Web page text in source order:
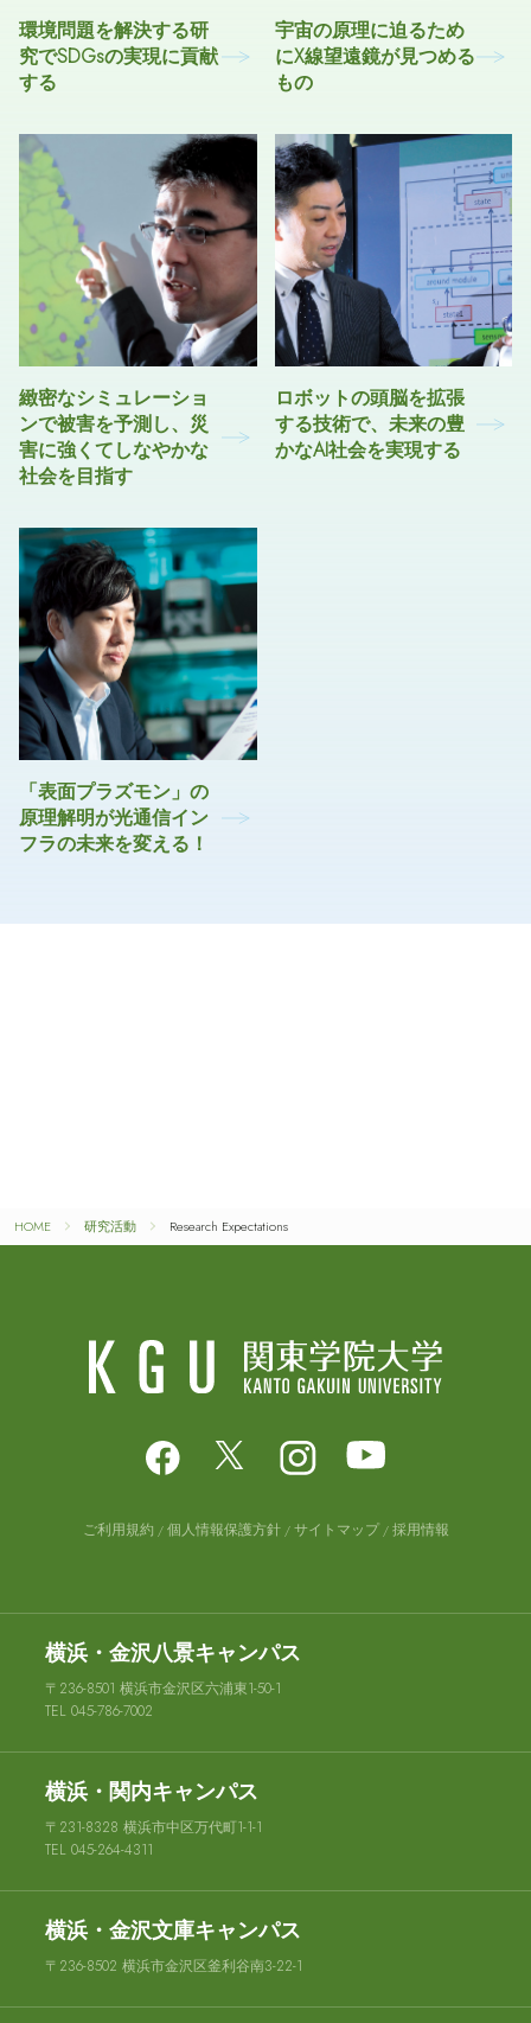
HOME 研究活動 Research Expectations
環境問題を解決する研
究でSDGsの実現に貢献
する
宇宙の原理に迫るため
にX線望遠鏡が見つめる
もの
緻密なシミュレーショ
ンで被害を予測し、災
害に強くてしなやかな
社会を目指す
ロボットの頭脳を拡張
する技術で、未来の豊
かなAI社会を実現する
「表面プラズモン」の
原理解明が光通信イン
フラの未来を変える！
ご利用規約 個人情報保護方針 サイトマップ 採用情報
横浜・金沢八景キャンパス
〒236-8501 横浜市金沢区六浦東1-50-1
TEL 045-786-7002
横浜・関内キャンパス
〒231-8328 横浜市中区万代町1-1-1
TEL 045-264-4311
横浜・金沢文庫キャンパス
〒236-8502 横浜市金沢区釜利谷南3-22-1